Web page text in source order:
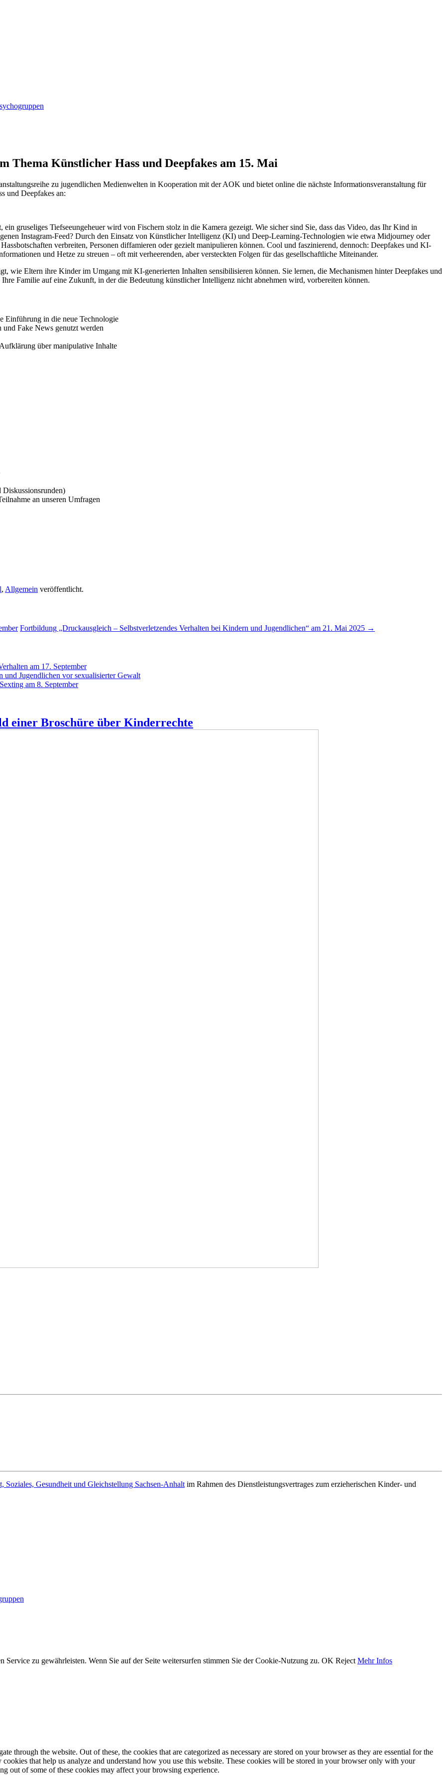
Künstlicher Hass und Deepfakes am 15. Mai
zu jugendlichen Medienwelten in Kooperation mit der AOK und bietet online die nächste Informationsveranstaltung für
und Deepfakes an:
gruseliges Tiefseeungeheuer wird von Fischern stolz in die Kamera gezeigt. Wie sicher sind Sie, dass das Video, das Ihr Kind in
Instagram-Feed? Durch den Einsatz von Künstlicher Intelligenz (KI) und Deep-Learning-Technologien wie etwa Midjourney oder
verbreiten, Personen diffamieren oder gezielt manipulieren können. Cool und faszinierend, dennoch: Deepfakes und KI-
und Hetze zu streuen – oft mit verheerenden, aber versteckten Folgen für das gesellschaftliche Miteinander.
wie Eltern ihre Kinder im Umgang mit KI-generierten Inhalten sensibilisieren können. Sie lernen, die Mechanismen hinter Deepfakes und
Familie auf eine Zukunft, in der die Bedeutung künstlicher Intelligenz nicht abnehmen wird, vorbereiten können.
Einführung in die neue Technologie
Fake News genutzt werden
über manipulative Inhalte
an unseren Umfragen
, Allgemein veröffentlicht.
Fortbildung „Druckausgleich – Selbstverletzendes Verhalten bei Kindern und Jugendlichen“ am 21. Mai 2025 →
am 17. September
und Jugendlichen vor sexualisierter Gewalt
am 8. September
Soziales, Gesundheit und Gleichstellung Sachsen-Anhalt im Rahmen des Dienstleistungsvertrages zum erzieherischen Kinder- und
Service zu gewährleisten. Wenn Sie auf der Seite weitersurfen stimmen Sie der Cookie-Nutzung zu. OK Reject Mehr Infos
through the website. Out of these, the cookies that are categorized as necessary are stored on your browser as they are essential for the
that help us analyze and understand how you use this website. These cookies will be stored in your browser only with your
out of some of these cookies may affect your browsing experience.